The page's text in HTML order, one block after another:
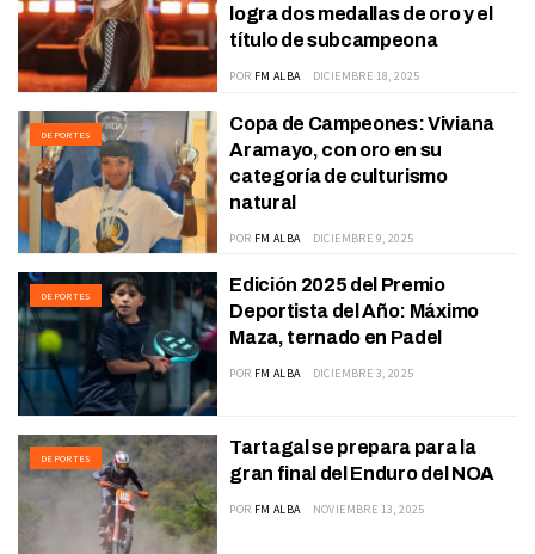
logra dos medallas de oro y el
título de subcampeona
POR FM ALBA DICIEMBRE 18, 2025
DEPORTES
Copa de Campeones: Viviana
Aramayo, con oro en su
categoría de culturismo
natural
POR FM ALBA DICIEMBRE 9, 2025
DEPORTES
Edición 2025 del Premio
Deportista del Año: Máximo
Maza, ternado en Padel
POR FM ALBA DICIEMBRE 3, 2025
DEPORTES
Tartagal se prepara para la
gran final del Enduro del NOA
POR FM ALBA NOVIEMBRE 13, 2025